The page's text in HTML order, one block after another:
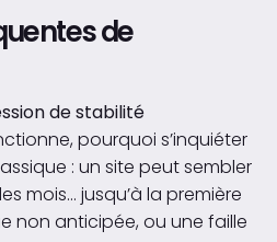
de
de stabilité
pourquoi s’inquiéter
: un site peut sembler
mois… jusqu’à la première
non anticipée, ou une faille